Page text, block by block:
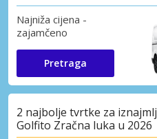
Najniža cijena -
zajamčeno
Pretraga
2 najbolje tvrtke za
Golfito Zračna luka u 2026